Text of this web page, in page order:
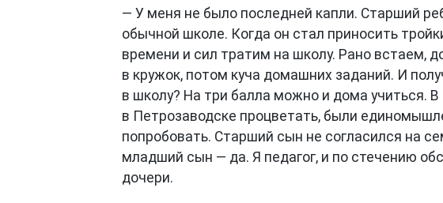
— У меня не было последней капли. Старший
обычной школе. Когда он стал приносить
времени и сил тратим на школу. Рано встаем,
в кружок, потом куча домашних заданий. И
в школу? На три балла можно и дома учиться.
в Петрозаводске процветать, были
попробовать. Старший сын не согласился на
младший сын — да. Я педагог, и по стечению
дочери.